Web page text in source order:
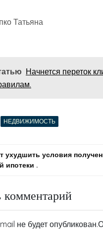
Татьяна
Начнется переток
НЕДВИЖИМОСТЬ
ухудшить условия
ипотеки .
комментарий
не будет опубликован.